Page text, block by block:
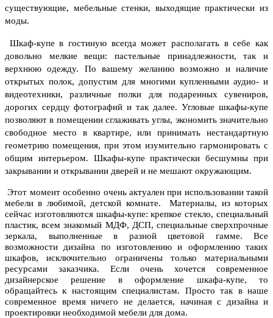
существующие, мебельные стенки, выходящие практически из
моды.
Шкаф-купе в гостиную всегда может располагать в себе как
довольно мелкие вещи: пастельные принадлежности, так и
верхнюю одежду. По вашему желанию возможно и наличие
открытых полок, допустим для многими купленными аудио- и
видеотехники, различные полки для подаренных сувениров,
дорогих сердцу фотографий и так далее. Угловые шкафы-купе
позволяют в помещении сглаживать углы, экономить значительно
свободное место в квартире, или принимать нестандартную
геометрию помещения, при этом изумительно гармонировать с
общим интерьером. Шкафы-купе практически бесшумны при
закрывании и открывании дверей и не мешают окружающим.
Этот момент особенно очень актуален при использовании такой
мебели в любимой, детской комнате. Материалы, из которых
сейчас изготовляются шкафы-купе: крепкое стекло, специальный
пластик, всем знакомый МДФ, ДСП, специальные сверхпрочные
зеркала, выполненные в разной цветовой гамме. Все
возможности дизайна по изготовлению и оформлению таких
шкафов, исключительно ограничены только материальными
ресурсами заказчика. Если очень хочется современное
дизайнерское решение в оформление шкафа-купе, то
обращайтесь к настоящим специалистам. Просто так в наше
современное время ничего не делается, начиная с дизайна и
проектировки необходимой мебели для дома.